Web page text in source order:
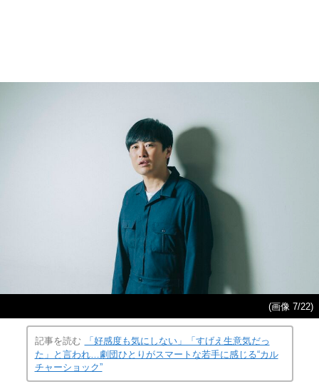
(画像 7/22)
記事を読む
「好感度も気にしない」「すげえ生意気だっ
た」と言われ…劇団ひとりがスマートな若手に感じる“カル
チャーショック”